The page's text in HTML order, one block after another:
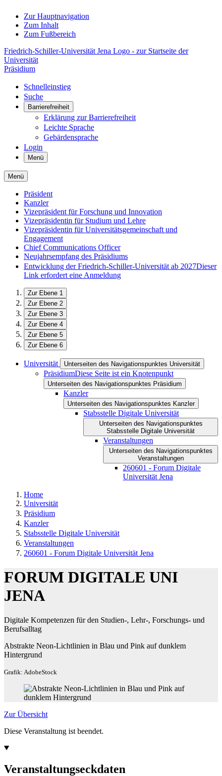
Zur Hauptnavigation
Zum Inhalt
Zum Fußbereich
Friedrich-Schiller-Universität Jena Logo - zur Startseite der
Universität
Präsidium
Schnelleinstieg
Suche
Barrierefreiheit
Erklärung zur Barrierefreiheit
Leichte Sprache
Gebärdensprache
Login
Menü
Menü
Präsident
Kanzler
Vizepräsident für Forschung und Innovation
Vizepräsidentin für Studium und Lehre
Vizepräsidentin für Universitätsgemeinschaft und
Engagement
Chief Communications Officer
Neujahrsempfang des Präsidiums
Entwicklung der Friedrich-Schiller-Universität ab 2027Dieser
Link erfordert eine Anmeldung
Zur Ebene 1
Zur Ebene 2
Zur Ebene 3
Zur Ebene 4
Zur Ebene 5
Zur Ebene 6
Universität Unterseiten des Navigationspunktes Universität
PräsidiumDiese Seite ist ein Knotenpunkt
Unterseiten des Navigationspunktes Präsidium
Kanzler
Unterseiten des Navigationspunktes Kanzler
Stabsstelle Digitale Universität
Unterseiten des Navigationspunktes
Stabsstelle Digitale Universität
Veranstaltungen
Unterseiten des Navigationspunktes
Veranstaltungen
260601 - Forum Digitale
Universität Jena
Home
Universität
Präsidium
Kanzler
Stabsstelle Digitale Universität
Veranstaltungen
260601 - Forum Digitale Universität Jena
FORUM DIGITALE UNI
JENA
Digitale Kompetenzen für den Studien-, Lehr-, Forschungs- und
Berufsalltag
Abstrakte Neon-Lichtlinien in Blau und Pink auf dunklem
Hintergrund
Grafik: AdobeStock
Zur Übersicht
Diese Veranstaltung ist beendet.
Veranstaltungseckdaten